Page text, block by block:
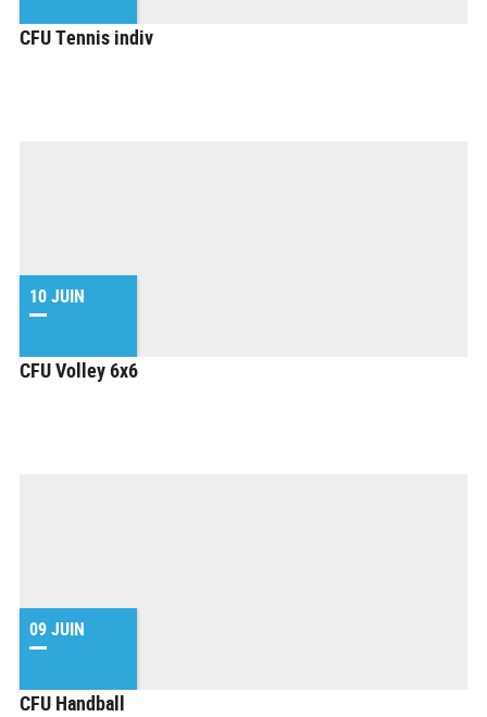
CFU Tennis indiv
10 JUIN
CFU Volley 6x6
09 JUIN
CFU Handball